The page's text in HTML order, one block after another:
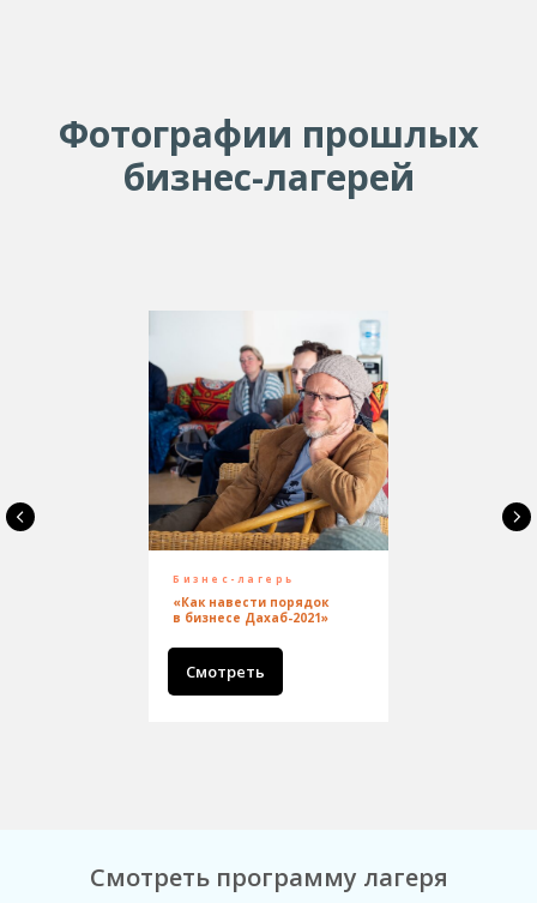
Фотографии прошлых
бизнес-лагерей
Бизнес-лагерь
«Как навести порядок
в бизнесе Дахаб-2021»
Смотреть
Смотреть программу лагеря